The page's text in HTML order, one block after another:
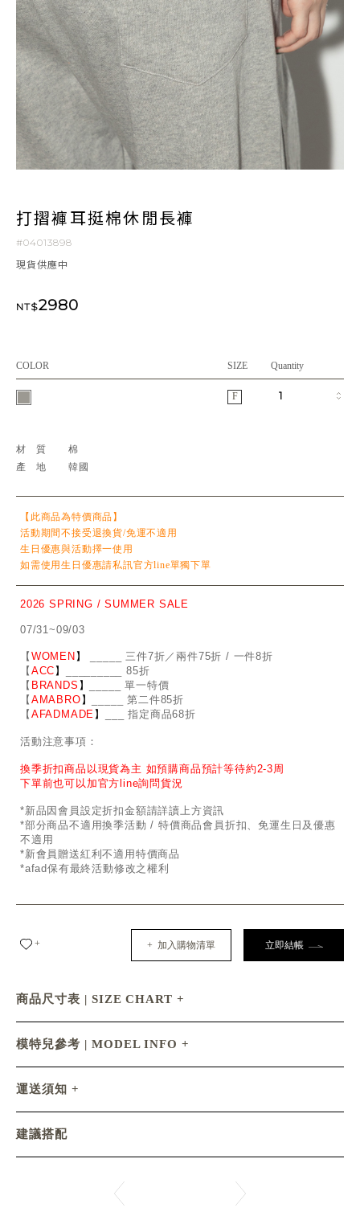
打摺褲耳挺棉休閒長褲
#04013898
現貨供應中
NT$2980
COLOR SIZE Quantity
F
材質棉
產地韓國
【此商品為特價商品】
活動期間不接受退換貨/免運不適用
生日優惠與活動擇一使用
如需使用生日優惠請私訊官方line單獨下單
2026 SPRING / SUMMER SALE
07/31~09/03
【 WOMEN 】
___ 三件7折／兩件75折 / 一件8折
【 ACC 】
____ 85折
【 BRANDS 】
_ 單一特價
【 AMABRO 】
_ 第二件85折
【 AFADMADE 】 ___ 指定商品68折
活動注意事項：
換季折扣商品以現貨為主 如預購商品預計等待約2-3周
下單前也可以加官方line詢問貨況
*新品因會員設定折扣金額請詳讀上方資訊
*部分商品不適用換季活動 / 特價商品會員折扣、免運生日及優惠
不適用
*新會員贈送紅利不適用特價商品
*afad保有最終活動修改之權利
+ + 加入購物清單 立即結帳
商品尺寸表 | SIZE CHART
模特兒參考 | MODEL INFO
運送須知
建議搭配